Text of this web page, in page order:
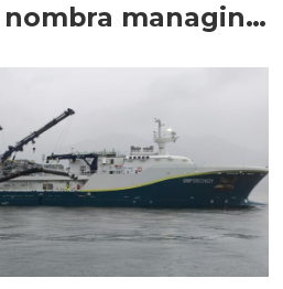
managing